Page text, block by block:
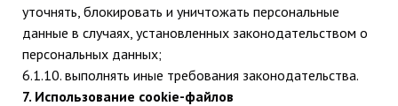
уточнять, блокировать и уничтожать персональные
данные в случаях, установленных законодательством о
персональных данных;
6.1.10. выполнять иные требования законодательства.
7. Использование cookie-файлов